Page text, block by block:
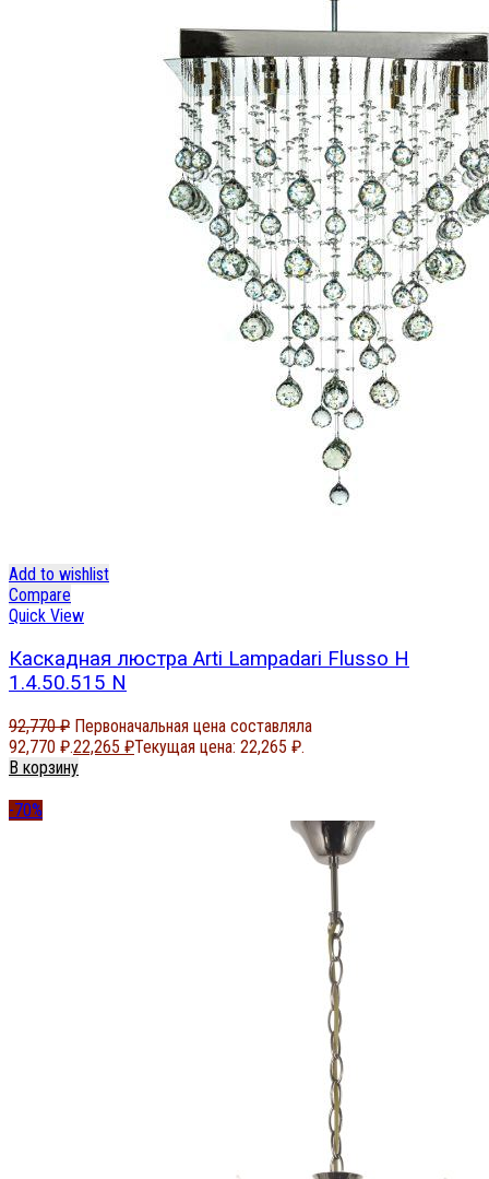
Add to wishlist
Compare
Quick View
Каскадная люстра Arti Lampadari Flusso H
1.4.50.515 N
92,770₽ Первоначальная цена составляла
92,770 ₽.22,265 ₽Текущая цена: 22,265 ₽.
В корзину
-70%